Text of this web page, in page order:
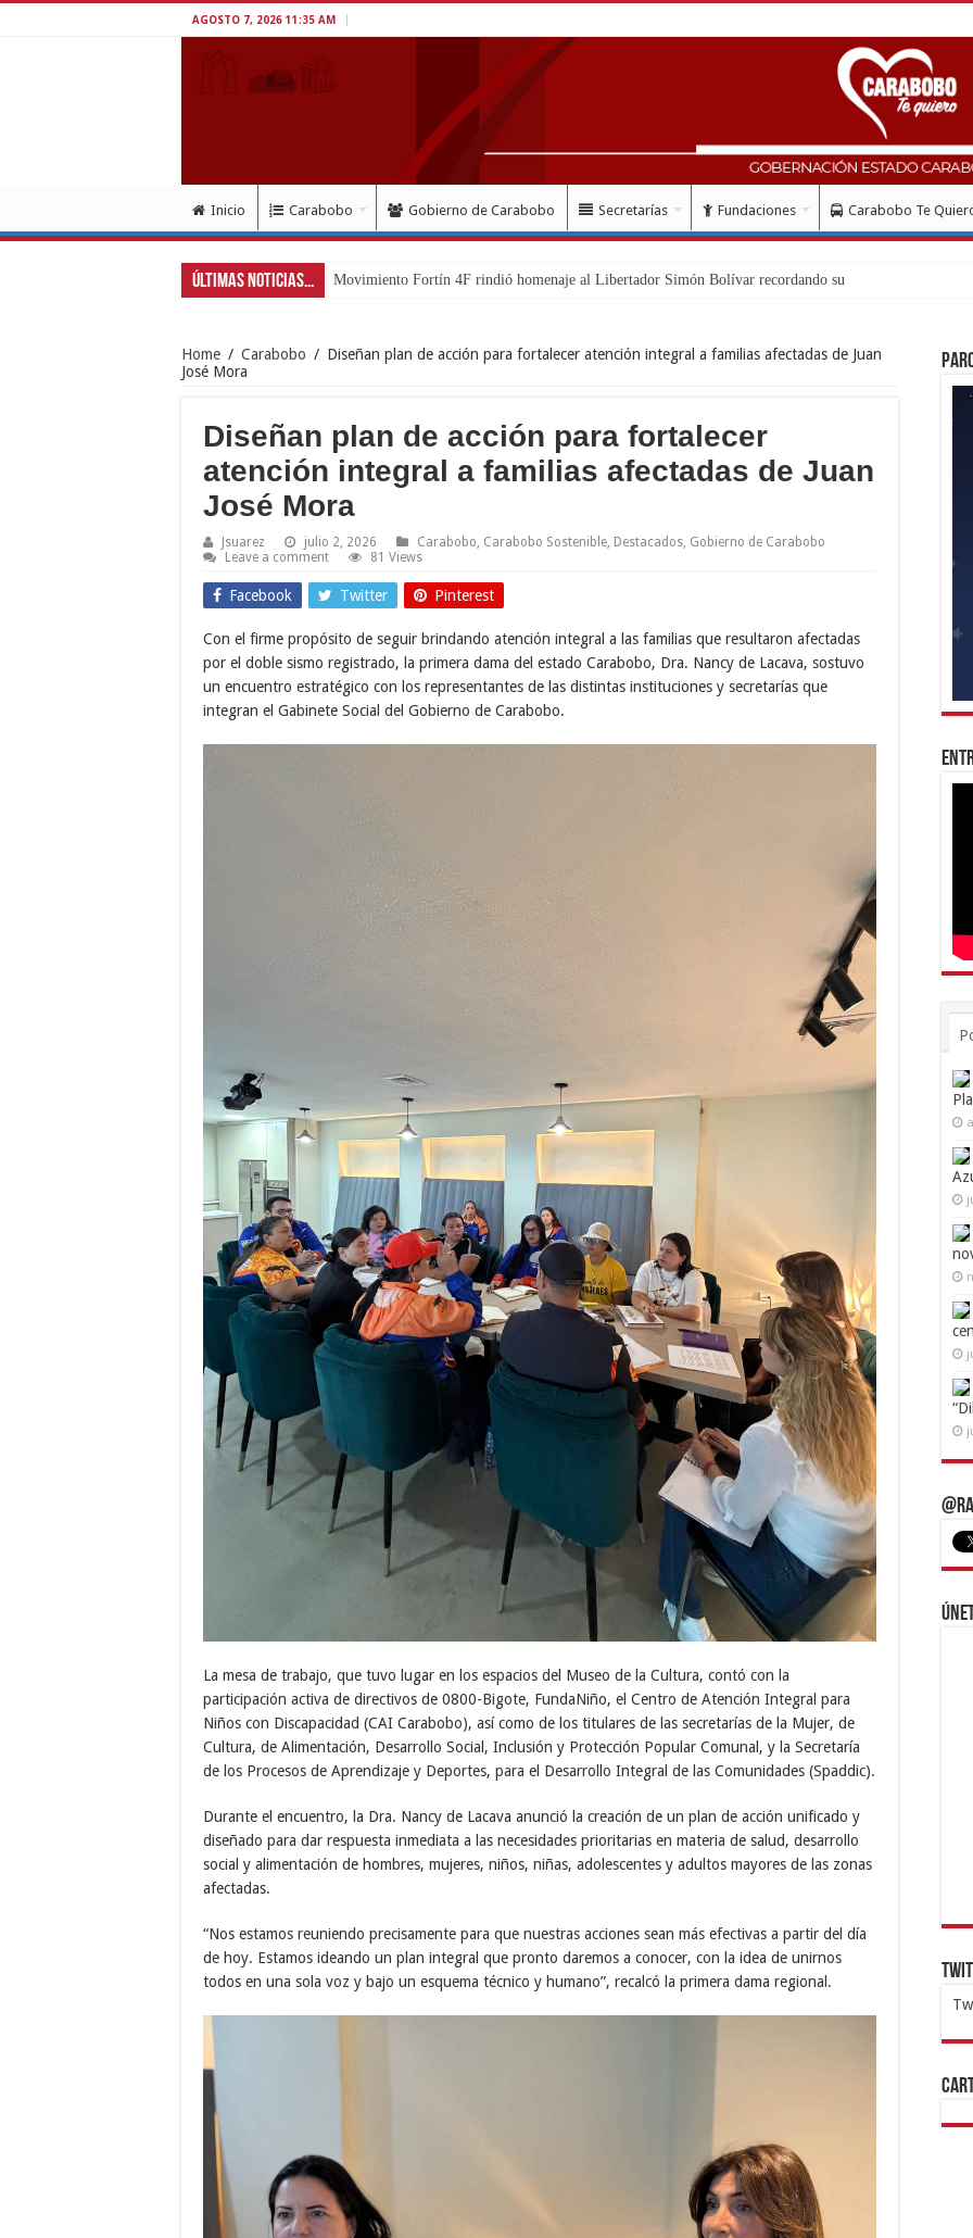
AGOSTO 7, 2026 11:35 AM
Inicio Carabobo Gobierno de Carabobo Secretarías Fundaciones Carabobo Te
Últimas Noticias... Exitoso despliegue de salud con instalación gratuit
Home / Carabobo / Diseñan plan de acción para fortalecer atención integral a familias afectadas de Juan
José Mora
Diseñan plan de acción para fortalecer
atención integral a familias afectadas de Juan
José Mora
Jsuarez julio 2, 2026 Carabobo Carabobo Sostenible Destacados Gobierno de Carabobo
Leave a comment
81 Views
Facebook Twitter Pinterest
Con el firme propósito de seguir brindando atención integral a las familias que resultaron afectadas
por el doble sismo registrado, la primera dama del estado Carabobo, Dra. Nancy de Lacava, sostuvo
un encuentro estratégico con los representantes de las distintas instituciones y secretarías que
integran el Gabinete Social del Gobierno de Carabobo.
La mesa de trabajo, que tuvo lugar en los espacios del Museo de la Cultura, contó con la
participación activa de directivos de 0800-Bigote, FundaNiño, el Centro de Atención Integral para
Niños con Discapacidad (CAI Carabobo), así como de los titulares de las secretarías de la Mujer, de
Cultura, de Alimentación, Desarrollo Social, Inclusión y Protección Popular Comunal, y la Secretaría
de los Procesos de Aprendizaje y Deportes, para el Desarrollo Integral de las Comunidades (Spaddic).
Durante el encuentro, la Dra. Nancy de Lacava anunció la creación de un plan de acción unificado y
diseñado para dar respuesta inmediata a las necesidades prioritarias en materia de salud, desarrollo
social y alimentación de hombres, mujeres, niños, niñas, adolescentes y adultos mayores de las zonas
afectadas.
“Nos estamos reuniendo precisamente para que nuestras acciones sean más efectivas a partir del día
de hoy. Estamos ideando un plan integral que pronto daremos a conocer, con la idea de unirnos
todos en una sola voz y bajo un esquema técnico y humano”, recalcó la primera dama regional.